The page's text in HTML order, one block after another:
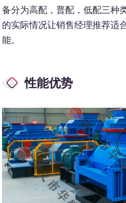
备分为高配，普配，低配三种
的实际情况让销售经理推荐适
能。
性能优势